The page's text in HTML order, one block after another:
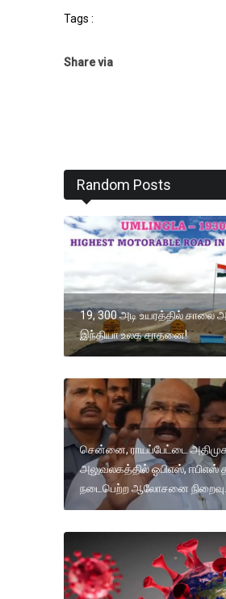
Tags :
Share via
Random Posts
19, 300 அடி உயரத்தில் சாலை
இந்தியா உலக சாதனை!
சென்னை, ராயப்பேட்டை
அலுவலகத்தில் ஓபிஎஸ்,
நடைபெற்ற ஆலோசனை நிறைவு.